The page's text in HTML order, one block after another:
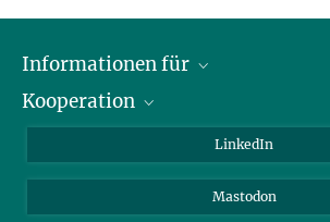
Informationen für
Journalisten
Kooperation
Beutenberg Campus e.V.
LinkedIn
Mastodon